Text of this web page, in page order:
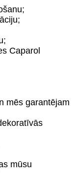
Caparol
mēs garantējam
mūsu